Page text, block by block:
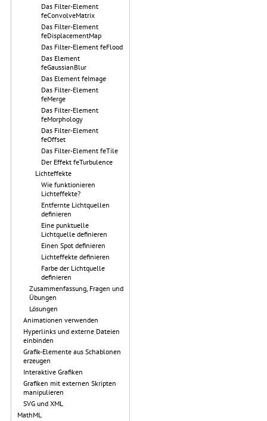
Das Filter-Element
feConvolveMatrix
Das Filter-Element
feDisplacementMap
Das Filter-Element feFlood
Das Element
feGaussianBlur
Das Element feImage
Das Filter-Element
feMerge
Das Filter-Element
feMorphology
Das Filter-Element
feOffset
Das Filter-Element feTile
Der Effekt feTurbulence
Lichteffekte
Wie funktionieren
Lichteffekte?
Entfernte Lichtquellen
definieren
Eine punktuelle
Lichtquelle definieren
Einen Spot definieren
Lichteffekte definieren
Farbe der Lichtquelle
definieren
Zusammenfassung, Fragen und
Übungen
Lösungen
Animationen verwenden
Hyperlinks und externe Dateien
einbinden
Grafik-Elemente aus Schablonen
erzeugen
Interaktive Grafiken
Grafiken mit externen Skripten
manipulieren
SVG und XML
MathML